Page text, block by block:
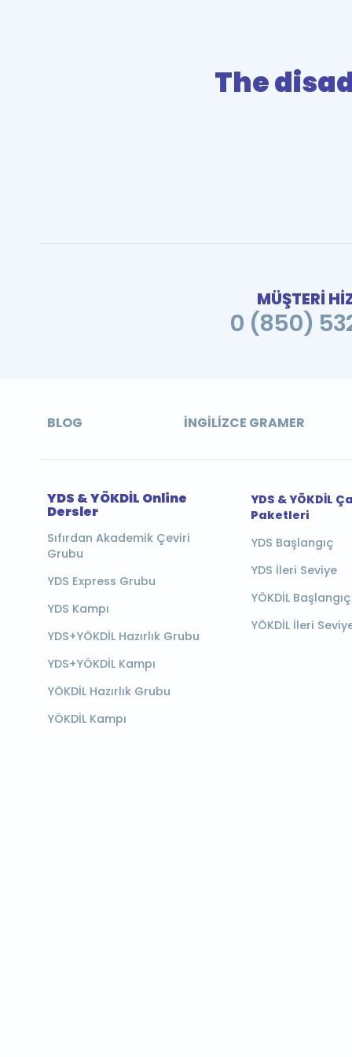
The
MÜŞTERİ
0 (850)
BLOG İNGILIZCE GRAMER
YDS & YÖKDİL Online
Dersler
Sıfırdan Akademik Çeviri
Grubu
YDS Express Grubu
YDS Kampı
YDS+YÖKDİL Hazırlık Grubu
YDS+YÖKDİL Kampı
YÖKDİL Hazırlık Grubu
YÖKDİL Kampı
YDS & YÖKDİL
Paketleri
YDS Başlangıç
YDS İleri Seviye
YÖKDİL Başlangıç
YÖKDİL İleri